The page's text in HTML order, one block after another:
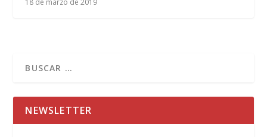
NEWSLETTER